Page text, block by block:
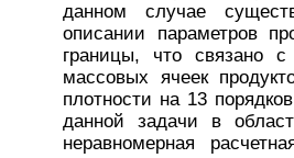
данном случае
описании параметров
границы, что связано
массовых ячеек
плотности на 13
данной задачи в
неравномерная